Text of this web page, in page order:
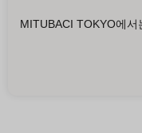
MITUBACI TOKYO에